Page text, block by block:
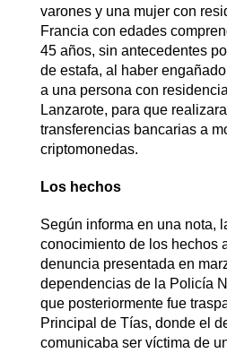
varones y una mujer con
Francia con edades
45 años, sin antecedentes
de estafa, al haber
a una persona con
Lanzarote, para que
transferencias bancarias a
criptomonedas.
Los hechos
Según informa en una nota,
conocimiento de los hechos
denuncia presentada en
dependencias de la Policía
que posteriormente fue
Principal de Tías, donde el
comunicaba ser víctima de